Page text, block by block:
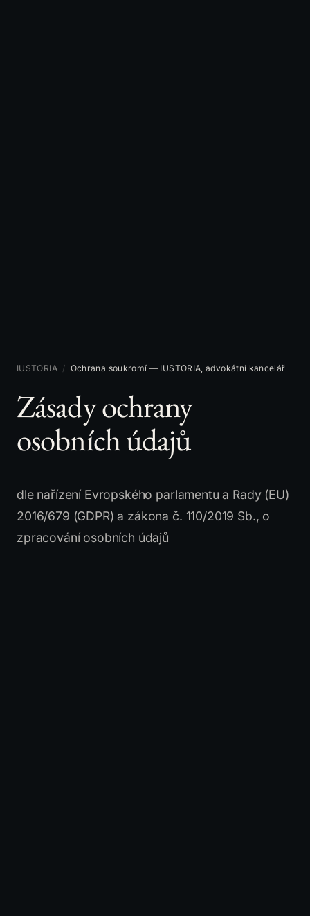
IUSTORIA / Ochrana soukromí — IUSTORIA, advokátní kancelář
Zásady ochrany
osobních údajů
dle nařízení Evropského parlamentu a Rady (EU)
2016/679 (GDPR) a zákona č. 110/2019 Sb., o
zpracování osobních údajů